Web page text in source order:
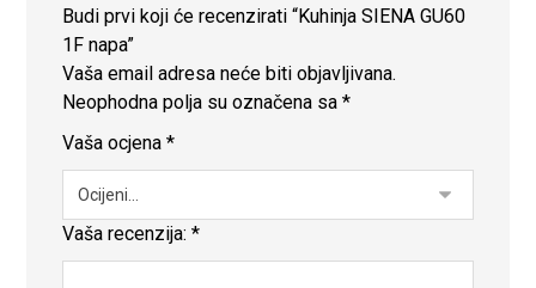
Budi prvi koji će recenzirati “Kuhinja SIENA GU60
1F napa”
Vaša email adresa neće biti objavljivana.
Neophodna polja su označena sa*
Vaša ocjena*
Vaša recenzija:*